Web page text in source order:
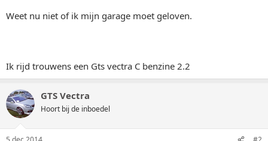
Weet nu niet of ik mijn garage moet geloven.
Ik rijd trouwens een Gts vectra C benzine 2.2
GTS Vectra
Hoort bij de inboedel